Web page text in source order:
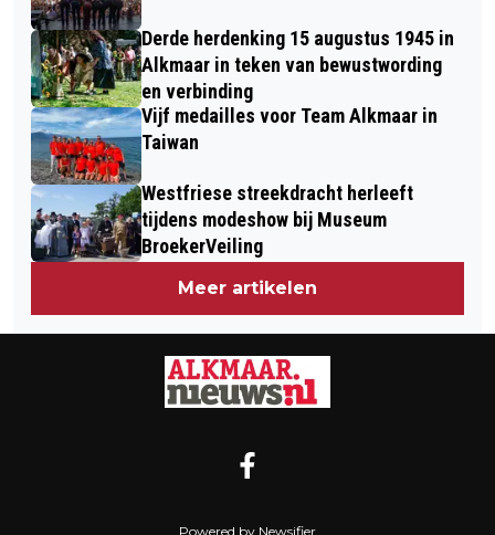
Derde herdenking 15 augustus 1945 in
Alkmaar in teken van bewustwording
en verbinding
Vijf medailles voor Team Alkmaar in
Taiwan
Westfriese streekdracht herleeft
tijdens modeshow bij Museum
BroekerVeiling
Meer artikelen
Powered by Newsifier